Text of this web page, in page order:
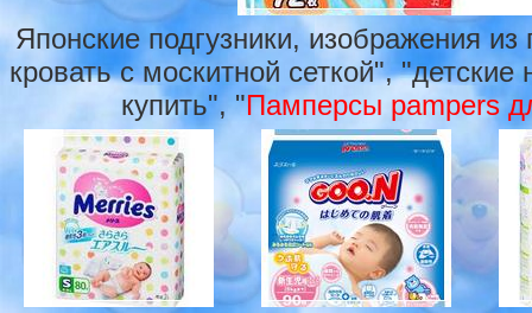
Японские подгузники, изображения
кровать с москитной сеткой",
купить", "Памперсы pampers